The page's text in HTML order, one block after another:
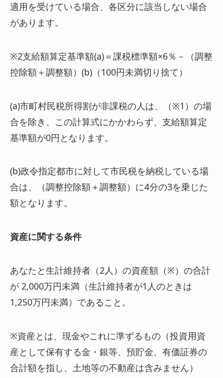
適用を受けている場合、各区分に該当しない場合
があります。
※2支給額算定基準額(a)＝課税標準額×6％－（調整
控除額＋調整額）(b)（100円未満切り捨て）
(a)市町村民税所得割が非課税の人は、（※1）の場
合を除き、この計算式にかかわらず、支給額算定
基準額が0円となります。
(b)政令指定都市に対して市民税を納税している場
合は、（調整控除額＋調整額）に4分の3を乗じた
額となります。
資産に関する条件
あなたと生計維持者（2人）の資産額（※）の合計
が 2,000万円未満（生計維持者が1人のときは
1,250万円未満）であること。
※資産とは、現金やこれに準ずるもの（投資用資
産として保有する金・銀等、預貯金、有価証券の
合計額を指し、土地等の不動産は含みません）